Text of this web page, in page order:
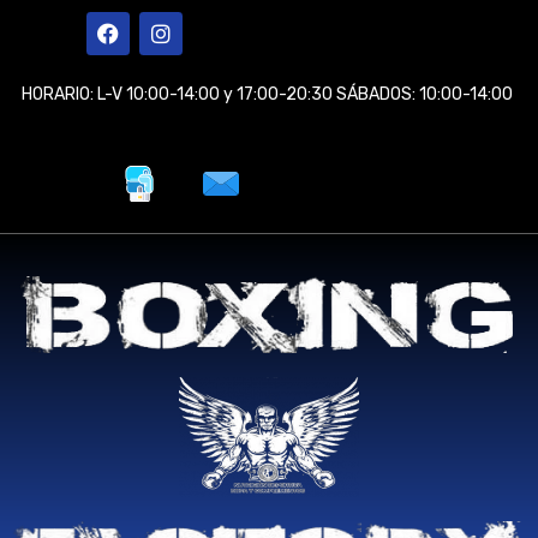
F
a
e
b
I
n
t
a
HORARIO: L-V 10:00-14:00 y 17:00-20:30 SÁBADOS: 10:00-14:00